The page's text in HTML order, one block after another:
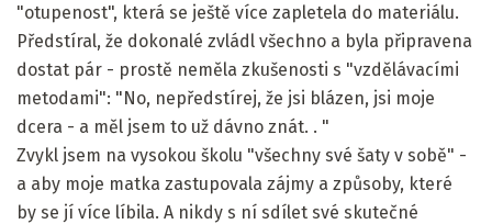
"otupenost", která se ještě více zapletela do materiálu.
Předstíral, že dokonalé zvládl všechno a byla připravena
dostat pár - prostě neměla zkušenosti s "vzdělávacími
metodami": "No, nepředstírej, že jsi blázen, jsi moje
dcera - a měl jsem to už dávno znát. . "
Zvykl jsem na vysokou školu "všechny své šaty v sobě" -
a aby moje matka zastupovala zájmy a způsoby, které
by se jí více líbila. A nikdy s ní sdílet své skutečné